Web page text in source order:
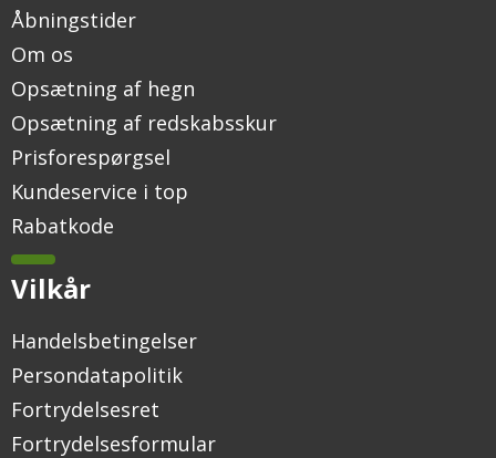
Åbningstider
Om os
Opsætning af hegn
Opsætning af redskabsskur
Prisforespørgsel
Kundeservice i top
Rabatkode
Vilkår
Handelsbetingelser
Persondatapolitik
Fortrydelsesret
Fortrydelsesformular